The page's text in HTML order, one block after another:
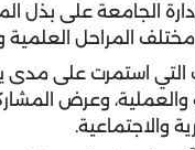
الجامعة على بذل
في مختلف المراحل
التي استمرت على مدى
وعرض
والاجتماعية.